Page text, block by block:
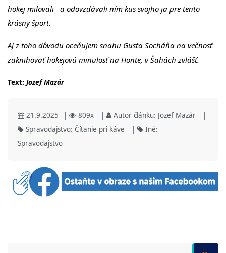
hokej milovali a odovzdávali ním kus svojho ja pre tento
krásny šport.
Aj z toho dôvodu oceňujem snahu Gusta Socháňa na večnosť
zaknihovať hokejovú minulosť na Honte, v Šahách zvlášť.
Text: Jozef Mazár
21.9.2025 | 809x | Autor článku: Jozef Mazár
|
Spravodajstvo: Čítanie pri káve |
Iné:
Spravodajstvo